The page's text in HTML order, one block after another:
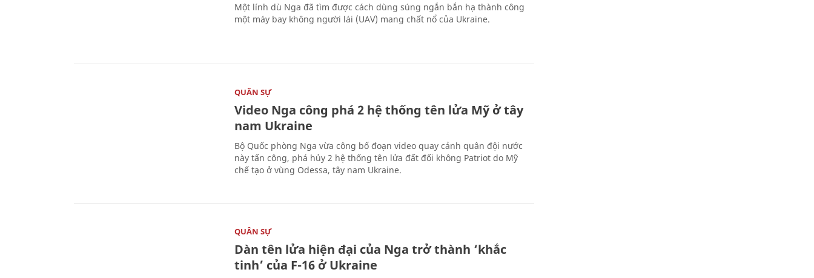
Một lính dù Nga đã tìm được cách dùng súng ngắn bắn hạ thành công
một máy bay không người lái (UAV) mang chất nổ của Ukraine.
QUÂN SỰ
Video Nga công phá 2 hệ thống tên lửa Mỹ ở tây
nam Ukraine
Bộ Quốc phòng Nga vừa công bố đoạn video quay cảnh quân đội nước
này tấn công, phá hủy 2 hệ thống tên lửa đất đối không Patriot do Mỹ
chế tạo ở vùng Odessa, tây nam Ukraine.
QUÂN SỰ
Dàn tên lửa hiện đại của Nga trở thành ‘khắc
tinh’ của F-16 ở Ukraine